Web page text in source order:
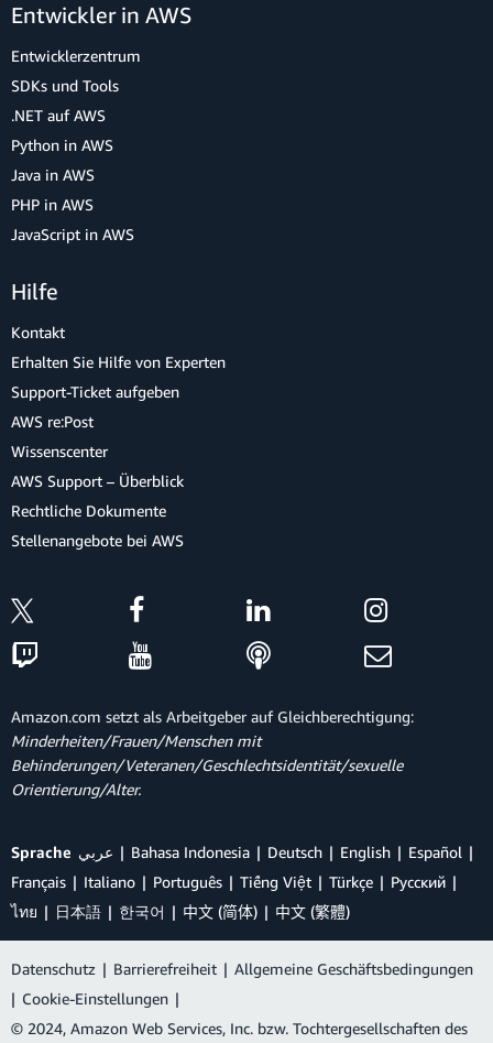
Entwickler in AWS
Entwicklerzentrum
SDKs und Tools
.NET auf AWS
Python in AWS
Java in AWS
PHP in AWS
JavaScript in AWS
Hilfe
Kontakt
Erhalten Sie Hilfe von Experten
Support-Ticket aufgeben
AWS re:Post
Wissenscenter
AWS Support – Überblick
Rechtliche Dokumente
Stellenangebote bei AWS
Amazon.com setzt als Arbeitgeber auf Gleichberechtigung:
Minderheiten/Frauen/Menschen mit
Behinderungen/Veteranen/Geschlechtsidentität/sexuelle
Orientierung/Alter.
Sprache عربي Bahasa Indonesia Deutsch English
Español
Français
Italiano Português Tiếng Việt Türkçe
Ρусский
ไทย
日本語 한국어 中文 (简体) 中文 (繁體)
Datenschutz | Barrierefreiheit | Allgemeine Geschäftsbedingungen
| Cookie-Einstellungen |
© 2024, Amazon Web Services, Inc. bzw. Tochtergesellschaften des